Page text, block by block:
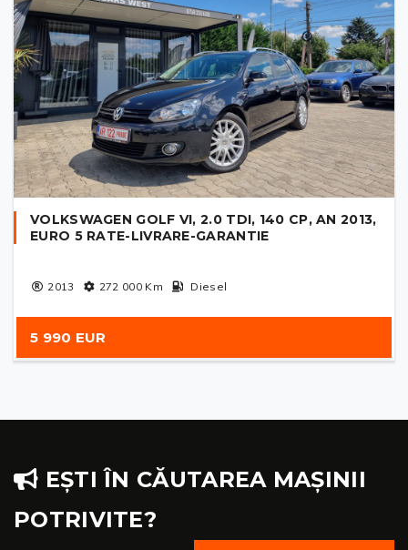
VOLKSWAGEN GOLF VI, 2.0 TDI, 140 CP, AN 2013,
EURO 5 RATE-LIVRARE-GARANTIE
2013 272 000Km Diesel
5 990 EUR
EȘTI ÎN CĂUTAREA MAȘINII
POTRIVITE?